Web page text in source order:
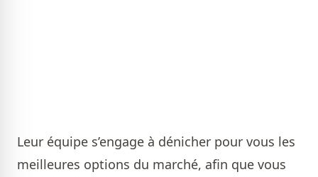
Leur équipe s’engage à dénicher pour vous les
meilleures options du marché, afin que vous